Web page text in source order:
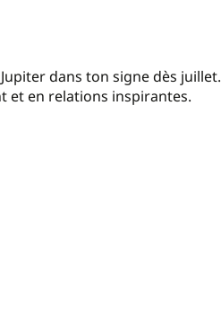
dans ton signe dès juillet.
et en relations inspirantes.